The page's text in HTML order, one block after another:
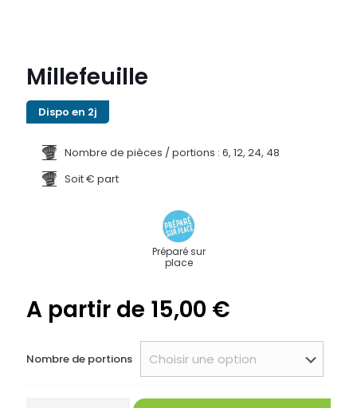
Millefeuille
Dispo en 2j
Nombre de pièces / portions : 6, 12, 24, 48
Soit € part
Préparé sur
place
A partir de 15,00 €
Nombre de portions